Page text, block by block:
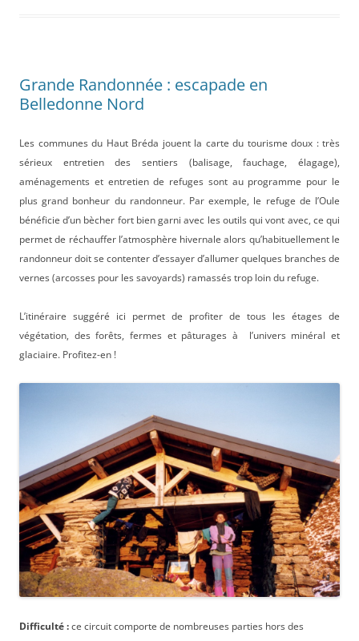
Grande Randonnée : escapade en
Belledonne Nord
Les communes du Haut Bréda jouent la carte du tourisme doux : très
sérieux entretien des sentiers (balisage, fauchage, élagage),
aménagements et entretien de refuges sont au programme pour le
plus grand bonheur du randonneur. Par exemple, le refuge de l’Oule
bénéficie d’un bècher fort bien garni avec les outils qui vont avec, ce qui
permet de réchauffer l’atmosphère hivernale alors qu’habituellement le
randonneur doit se contenter d’essayer d’allumer quelques branches de
vernes (arcosses pour les savoyards) ramassés trop loin du refuge.
L’itinéraire suggéré ici permet de profiter de tous les étages de
végétation, des forêts, fermes et pâturages à l’univers minéral et
glaciaire. Profitez-en !
Difficulté : ce circuit comporte de nombreuses parties hors des